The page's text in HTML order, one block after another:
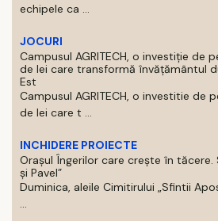
echipele ca ...
JOCURI
Campusul AGRITECH, o investiție de
de lei care transformă învățământul
Est
Campusul AGRITECH, o investitie de
de lei care t ...
INCHIDERE PROIECTE
Orașul Îngerilor care crește în tăcere.
și Pavel”
Duminica, aleile Cimitirului „Sfintii
...